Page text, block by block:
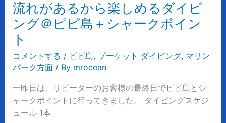
流れがあるから楽しめるダイビ
ング＠ピピ島＋シャークポイン
ト
コメントする / ピピ島, プーケット ダイビング, マリン
パーク方面/ By mrocean
一昨日は、リピーターのお客様の最終日でピピ島とシ
ャークポイントに行ってきました。 ダイビングスケジ
ュール 1本
ビ
ン
グ
＠
ピ
ピ